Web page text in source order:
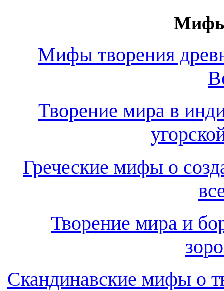
Мифы
Мифы творения
Творение мира в
Греческие мифы о
Творение мира и
Скандинавские мифы о